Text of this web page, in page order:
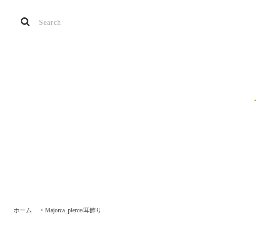
ホーム > Majorca_pierce/耳飾り